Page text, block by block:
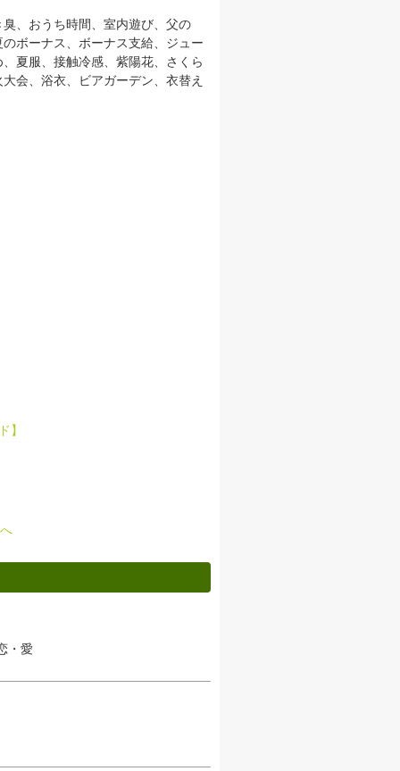
、おうち時間、室内遊び、父の
ボーナス、ボーナス支給、ジュー
夏服、接触冷感、紫陽花、さくら
会、浴衣、ビアガーデン、衣替え
】
・愛